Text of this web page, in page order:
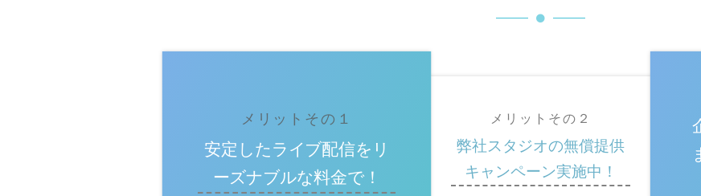
メリットその１
安定したライブ配信をリ
ーズナブルな料金で！
メリットその２
弊社スタジオの無償提供
キャンペーン実施中！